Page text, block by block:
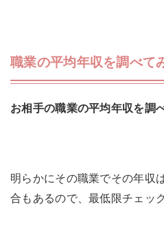
職業の平均年収を調べて
お相手の職業の平均年収を調
明らかにその職業でその年収
合もあるので、最低限チェッ